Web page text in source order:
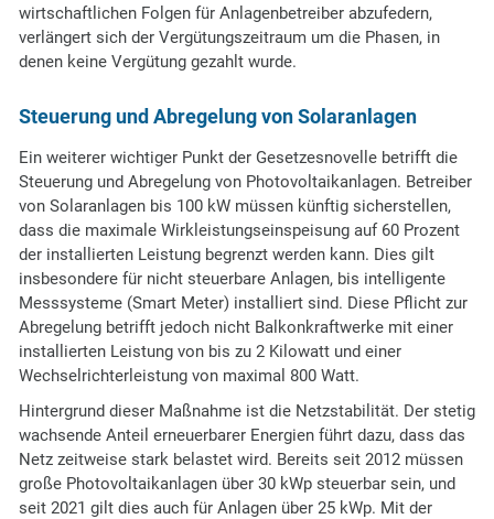
wirtschaftlichen Folgen für Anlagenbetreiber abzufedern,
verlängert sich der Vergütungszeitraum um die Phasen, in
denen keine Vergütung gezahlt wurde.
Steuerung und Abregelung von Solaranlagen
Ein weiterer wichtiger Punkt der Gesetzesnovelle betrifft die
Steuerung und Abregelung von Photovoltaikanlagen. Betreiber
von Solaranlagen bis 100 kW müssen künftig sicherstellen,
dass die maximale Wirkleistungseinspeisung auf 60 Prozent
der installierten Leistung begrenzt werden kann. Dies gilt
insbesondere für nicht steuerbare Anlagen, bis intelligente
Messsysteme (Smart Meter) installiert sind. Diese Pflicht zur
Abregelung betrifft jedoch nicht Balkonkraftwerke mit einer
installierten Leistung von bis zu 2 Kilowatt und einer
Wechselrichterleistung von maximal 800 Watt.
Hintergrund dieser Maßnahme ist die Netzstabilität. Der stetig
wachsende Anteil erneuerbarer Energien führt dazu, dass das
Netz zeitweise stark belastet wird. Bereits seit 2012 müssen
große Photovoltaikanlagen über 30 kWp steuerbar sein, und
seit 2021 gilt dies auch für Anlagen über 25 kWp. Mit der